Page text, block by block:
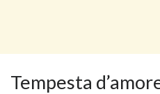
Tempesta